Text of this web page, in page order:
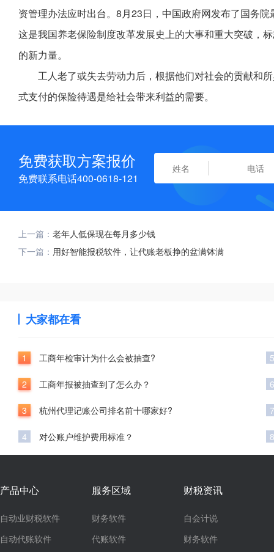
资管理办法应时出台。8月23日，中国政府网发布了国务
这是我国养老保险制度改革发展史上的大事和重大突破，
的新力量。
工人老了或失去劳动力后，根据他们对社会的贡献和
式支付的保险待遇是给社会带来利益的需要。
免费获取方案报价
免费联系电话400-0618-121
上一篇： 老年人低保现在每月多少钱
下一篇： 用好智能报税软件，让代账老板挣的盆满钵满
大家都在看
1 工商年检审计为什么会被抽查?
2 工商年报被抽查到了怎么办？
3 杭州代理记账公司排名前十哪家好?
4 对公账户维护费用标准？
5
6
7
8
产品中心
自动业财税软件
自动代账软件
服务区域
财务软件
代账软件
财税资讯
自会计说
财务软件